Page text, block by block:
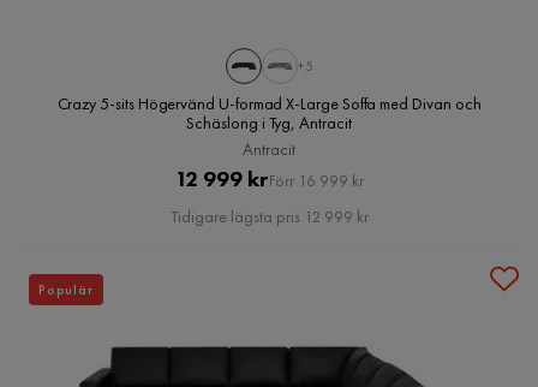
+5
Crazy 5-sits Högervänd U-formad X-Large Soffa med Divan och
Schäslong i Tyg, Antracit
Antracit
Pris
12 999 krOriginal
Pris
Förr 16 999 kr
Tidigare lägsta pris 12 999 kr
Populär